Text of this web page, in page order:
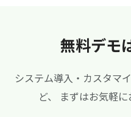
無料デモ
システム導入・カスタマ
ど、
まずはお気軽に